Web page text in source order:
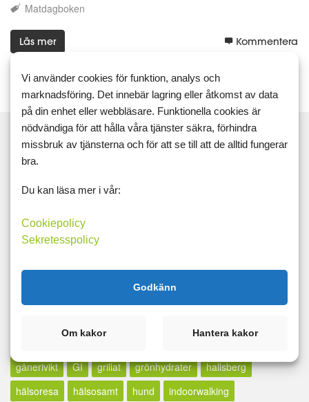
Matdagboken
Läs mer Kommentera
Taggar
16:8 5:2 actiway
avkoppling
bilder blogg bloggen
dash
efterlysning
gånerivikt
GI grillat grönhydrater
hallsberg
hälsoresa
hälsosamt hund
indoorwalking
Vi använder cookies för funktion, analys och
marknadsföring. Det innebär lagring eller åtkomst av data
på din enhet eller webbläsare. Funktionella cookies är
nödvändiga för att hålla våra tjänster säkra, förhindra
missbruk av tjänsterna och för att se till att de alltid fungerar
bra.
Du kan läsa mer i vår:
Cookiepolicy
Sekretesspolicy
Godkänn
Om kakor Hantera kakor